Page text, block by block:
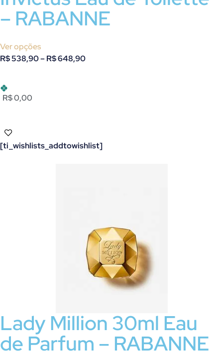
– RABANNE
Ver opções
R$538,90–R$648,90
R$ 0,00
[ti_wishlists_addtowishlist]
Lady Million 30ml Eau
de Parfum – RABANNE